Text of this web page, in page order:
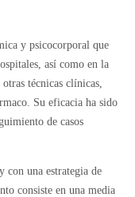
y psicocorporal que
así como en la
técnicas clínicas,
Su eficacia ha sido
de casos
con una estrategia de
consiste en una media